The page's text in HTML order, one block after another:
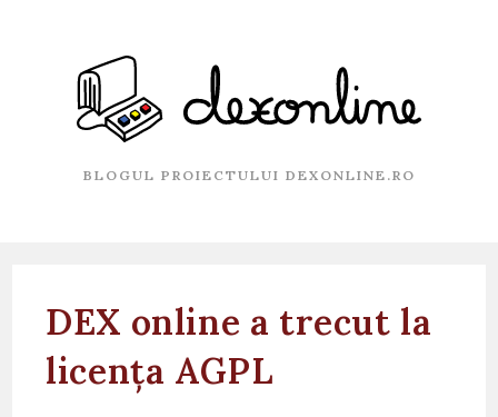
BLOGUL PROIECTULUI DEXONLINE.RO
DEX online a trecut la
licența AGPL